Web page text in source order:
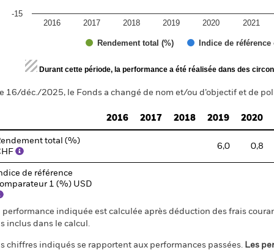
Rendement total (%) Indice de
2016 2017 2018 2019 2020 2021
-15
of interactive chart.
Durant cette période, la performance a été réalisée dans des
16/déc./2025, le Fonds a changé de nom et/ou d’objectif et de
2016 2017 2018 2019 2020
total (%)
6,0 0,8
de référence
1 (%) USD
performance indiquée est calculée après déduction des frais
inclus dans le calcul.
chiffres indiqués se rapportent aux performances passées. Les